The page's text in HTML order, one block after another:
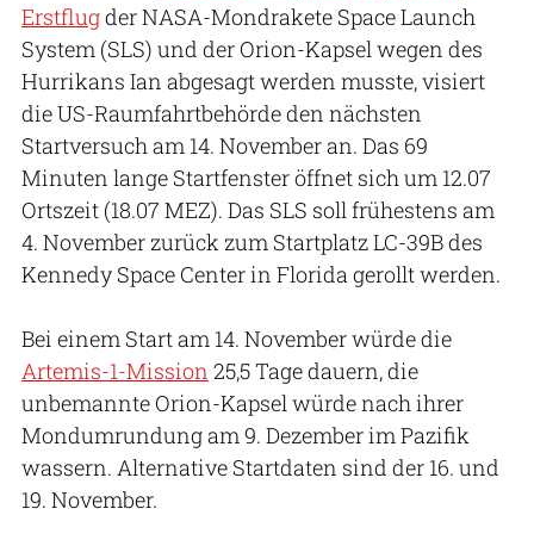
Erstflugder NASA-Mondrakete Space Launch
System (SLS) und der Orion-Kapsel wegen des
Hurrikans Ian abgesagt werden musste, visiert
die US-Raumfahrtbehörde den nächsten
Startversuch am 14. November an. Das 69
Minuten lange Startfenster öffnet sich um 12.07
Ortszeit (18.07 MEZ). Das SLS soll frühestens am
4. November zurück zum Startplatz LC-39B des
Kennedy Space Center in Florida gerollt werden.
Bei einem Start am 14. November würde die
Artemis-1-Mission 25,5 Tage dauern, die
unbemannte Orion-Kapsel würde nach ihrer
Mondumrundung am 9. Dezember im Pazifik
wassern. Alternative Startdaten sind der 16. und
19. November.